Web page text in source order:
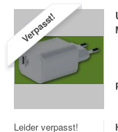
Verpasst!
Leider verpasst!